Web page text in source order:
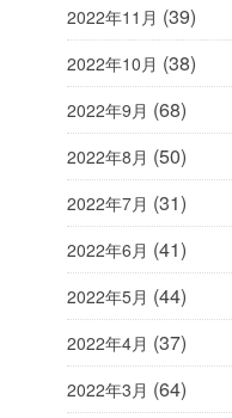
2022年11月 (39)
2022年10月 (38)
2022年9月 (68)
2022年8月 (50)
2022年7月 (31)
2022年6月 (41)
2022年5月 (44)
2022年4月 (37)
2022年3月 (64)